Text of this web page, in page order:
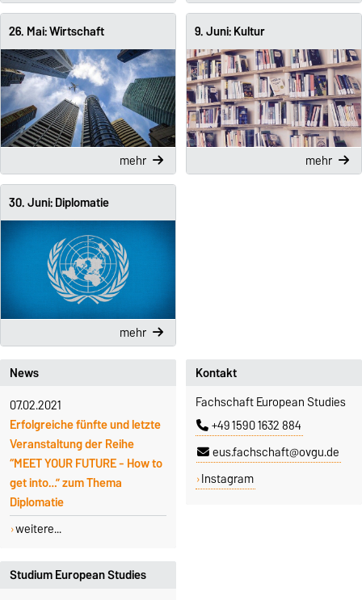
26. Mai: Wirtschaft
mehr
9. Juni: Kultur
mehr
30. Juni: Diplomatie
mehr
News
07.02.2021
Erfolgreiche fünfte und letzte
Veranstaltung der Reihe
“MEET YOUR FUTURE - How to
get into…” zum Thema
Diplomatie
weitere...
Kontakt
Fachschaft European Studies
+49 1590 1632 884
eus.fachschaft@ovgu.de
Instagram
Studium European Studies